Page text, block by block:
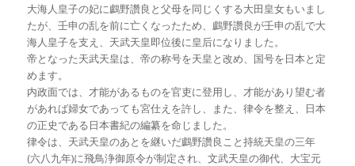
大海人皇子の妃に鸕野讚良と父母を同じくする大田皇女もいまし
たが、壬申の乱を前に亡くなったため、鸕野讚良が壬申の乱で大
海人皇子を支え、天武天皇即位後に皇后になりました。
帝となった天武天皇は、帝の称号を天皇と改め、国号を日本と定
めます。
内政面では、才能があるものを官吏に登用し、才能があり望む者
があれば婦女であっても宮仕えを許し、また、律令を整え、日本
の正史である日本書紀の編纂を命じました。
律令は、天武天皇のあとを継いだ鸕野讚良こと持統天皇の三年
(六八九年)に飛鳥浄御原令が制定され、文武天皇の御代、大宝元